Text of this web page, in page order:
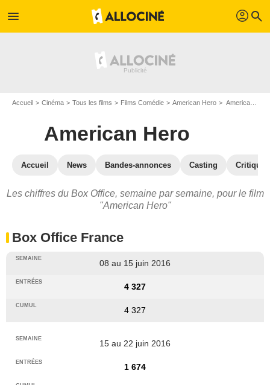
menu profil search
Accueil Cinéma Tous les films Films Comédie American Hero American Hero : Box Office
American Hero
Accueil News Bandes-annonces Casting
Les chiffres du Box Office, semaine par semaine, pour le film
"American Hero"
Box Office France
08 au 15 juin 2016
4 327
4 327
15 au 22 juin 2016
1 674